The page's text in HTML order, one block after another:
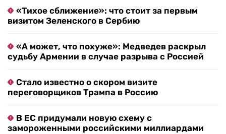
«Тихое сближение»: что стоит за первым
визитом Зеленского в Сербию
«А может, что похуже»: Медведев раскрыл
судьбу Армении в случае разрыва с Россией
Стало известно о скором визите
переговорщиков Трампа в Россию
В ЕС придумали новую схему с
замороженными российскими миллиардами